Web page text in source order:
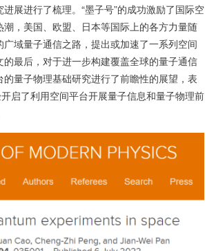
展进行了梳理。“墨子号”的成功激励了国际空
潮，美国、欧盟、日本等国际上的各方力量随
广域量子通信之路，提出或加速了一系列空间
最后，对于进一步构建覆盖全球的量子通信
的量子物理基础研究进行了前瞻性的展望，表
开启了利用空间平台开展量子信息和量子物理前